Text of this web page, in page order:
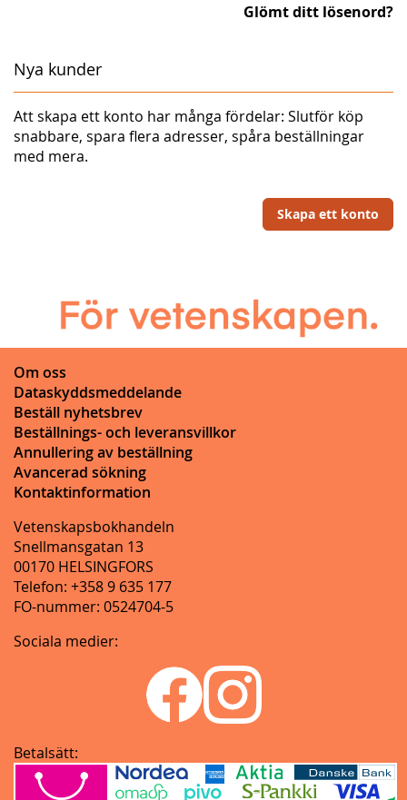
Glömt ditt lösenord?
Nya kunder
Att skapa ett konto har många fördelar: Slutför köp
snabbare, spara flera adresser, spåra beställningar
med mera.
Skapa ett konto
Om oss
Dataskyddsmeddelande
Beställ nyhetsbrev
Beställnings- och leveransvillkor
Annullering av beställning
Avancerad sökning
Kontaktinformation
Vetenskapsbokhandeln
Snellmansgatan 13
00170 HELSINGFORS
Telefon: +358 9 635 177
FO-nummer: 0524704-5
Sociala medier:
Betalsätt: